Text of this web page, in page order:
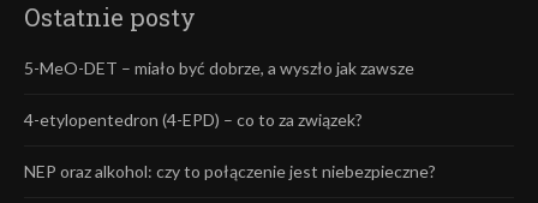
Ostatnie posty
5-MeO-DET – miało być dobrze, a wyszło jak zawsze
4-etylopentedron (4-EPD) – co to za związek?
NEP oraz alkohol: czy to połączenie jest niebezpieczne?